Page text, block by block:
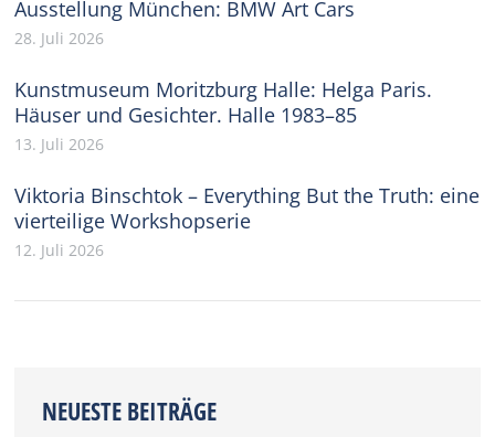
Ausstellung München: BMW Art Cars
28. Juli 2026
Kunstmuseum Moritzburg Halle: Helga Paris.
Häuser und Gesichter. Halle 1983–85
13. Juli 2026
Viktoria Binschtok – Everything But the Truth: eine
vierteilige Workshopserie
12. Juli 2026
NEUESTE BEITRÄGE